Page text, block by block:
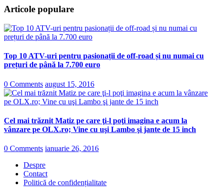
Articole populare
Top 10 ATV-uri pentru pasionații de off-road și nu numai cu
prețuri de până la 7.700 euro
0 Comments august 15, 2016
Cel mai trăznit Matiz pe care ţi-l poţi imagina e acum la
vânzare pe OLX.ro; Vine cu uşi Lambo şi jante de 15 inch
0 Comments ianuarie 26, 2016
Despre
Contact
Politică de confidențialitate